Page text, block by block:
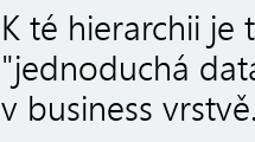
K té hierarchii
"jednoduchá
v business